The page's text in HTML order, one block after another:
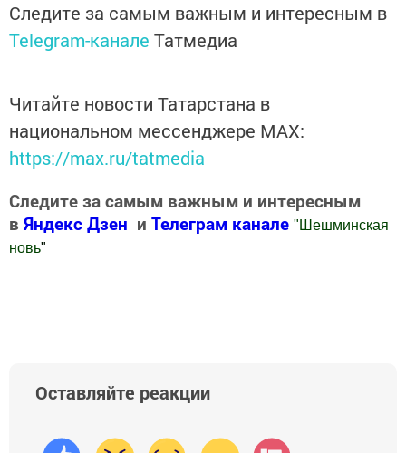
Следите за самым важным и интересным в
Telegram-канале Татмедиа
Читайте новости Татарстана в
национальном мессенджере MАХ:
https://max.ru/tatmedia
Следите за самым важным и интересным
в Яндекс Дзен и Телеграм канале " Шешминская
новь"
Оставляйте реакции